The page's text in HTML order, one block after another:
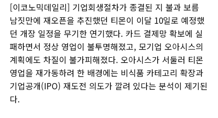
[이코노믹데일리] 기업회생절차가 종결된 지 불과 보름
남짓만에 재오픈을 추진했던 티몬이 이달 10일로 예정했
던 개장 일정을 무기한 연기했다. 카드 결제망 확보에 실
패하면서 정상 영업이 불투명해졌고, 모기업 오아시스의
계획에도 차질이 불가피해졌다. 오아시스가 서둘러 티몬
영업을 재가동하려 한 배경에는 비식품 카테고리 확장과
기업공개(IPO) 재도전 의도가 깔려 있다는 분석이 제기된
다.